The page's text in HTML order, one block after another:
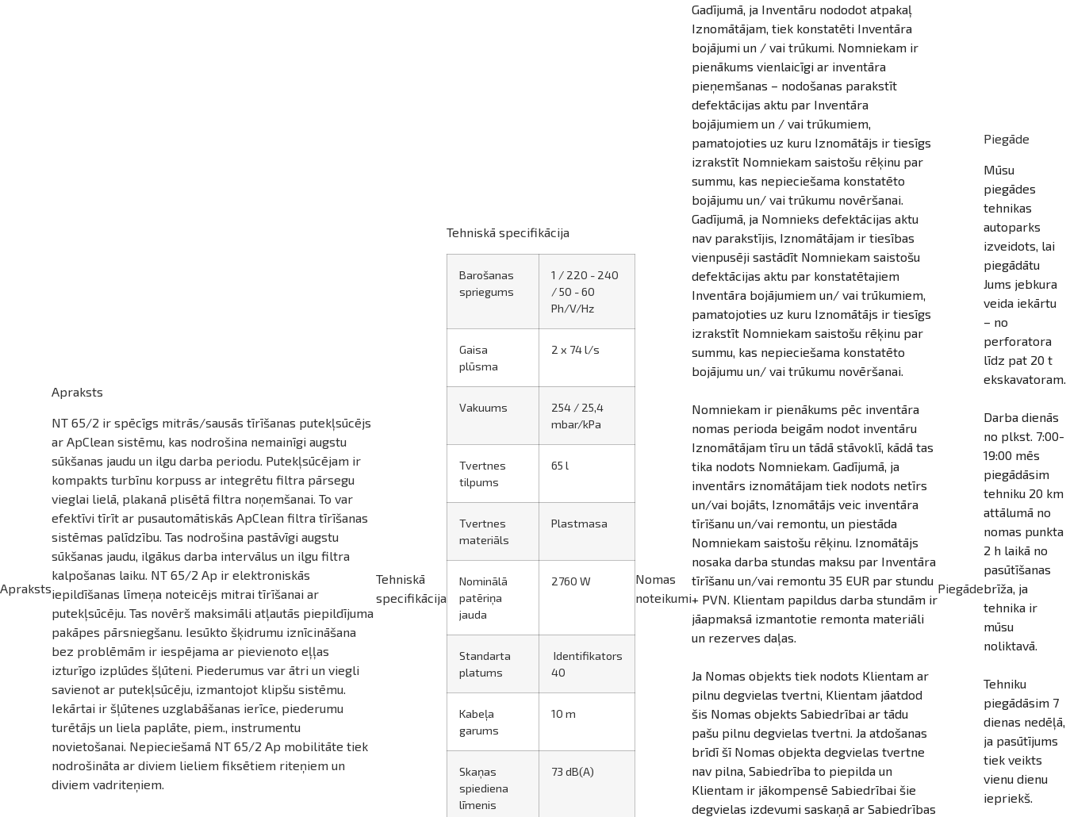
Apraksts
Apraksts
NT 65/2 ir spēcīgs mitrās/sausās tīrīšanas putekļsūcējs
ar ApClean sistēmu, kas nodrošina nemainīgi augstu
sūkšanas jaudu un ilgu darba periodu. Putekļsūcējam ir
kompakts turbīnu korpuss ar integrētu filtra pārsegu
vieglai lielā, plakanā plisētā filtra noņemšanai. To var
efektīvi tīrīt ar pusautomātiskās ApClean filtra tīrīšanas
sistēmas palīdzību. Tas nodrošina pastāvīgi augstu
sūkšanas jaudu, ilgākus darba intervālus un ilgu filtra
kalpošanas laiku. NT 65/2 Ap ir elektroniskās
iepildīšanas līmeņa noteicējs mitrai tīrīšanai ar
putekļsūcēju. Tas novērš maksimāli atļautās piepildījuma
pakāpes pārsniegšanu. Iesūkto šķidrumu iznīcināšana
bez problēmām ir iespējama ar pievienoto eļļas
izturīgo izplūdes šļūteni. Piederumus var ātri un viegli
savienot ar putekļsūcēju, izmantojot klipšu sistēmu.
Iekārtai ir šļūtenes uzglabāšanas ierīce, piederumu
turētājs un liela paplāte, piem., instrumentu
novietošanai. Nepieciešamā NT 65/2 Ap mobilitāte tiek
nodrošināta ar diviem lieliem fiksētiem riteņiem un
diviem vadriteņiem.
Tehniskā
specifikācija
Tehniskā specifikācija
Barošanas
spriegums
1 / 220 - 240
/ 50 - 60
Ph/V/Hz
Gaisa
plūsma
2 x 74 l/s
Vakuums
254 / 25,4
mbar/kPa
Tvertnes
tilpums
65 l
Tvertnes
materiāls
Plastmasa
Nominālā
patēriņa
jauda
2760 W
Standarta
platums
Identifikators
40
Kabeļa
garums
10 m
Skaņas
spiediena
līmenis
73 dB(A)
Nomas
noteikumi
Gadījumā, ja Inventāru nododot atpakaļ
Iznomātājam, tiek konstatēti Inventāra
bojājumi un / vai trūkumi. Nomniekam ir
pienākums vienlaicīgi ar inventāra
pieņemšanas – nodošanas parakstīt
defektācijas aktu par Inventāra
bojājumiem un / vai trūkumiem,
pamatojoties uz kuru Iznomātājs ir tiesīgs
izrakstīt Nomniekam saistošu rēķinu par
summu, kas nepieciešama konstatēto
bojājumu un/ vai trūkumu novēršanai.
Gadījumā, ja Nomnieks defektācijas aktu
nav parakstījis, Iznomātājam ir tiesības
vienpusēji sastādīt Nomniekam saistošu
defektācijas aktu par konstatētajiem
Inventāra bojājumiem un/ vai trūkumiem,
pamatojoties uz kuru Iznomātājs ir tiesīgs
izrakstīt Nomniekam saistošu rēķinu par
summu, kas nepieciešama konstatēto
bojājumu un/ vai trūkumu novēršanai.
Nomniekam ir pienākums pēc inventāra
nomas perioda beigām nodot inventāru
Iznomātājam tīru un tādā stāvoklī, kādā tas
tika nodots Nomniekam. Gadījumā, ja
inventārs iznomātājam tiek nodots netīrs
un/vai bojāts, Iznomātājs veic inventāra
tīrīšanu un/vai remontu, un piestāda
Nomniekam saistošu rēķinu. Iznomātājs
nosaka darba stundas maksu par Inventāra
tīrīšanu un/vai remontu 35 EUR par stundu
+ PVN. Klientam papildus darba stundām ir
jāapmaksā izmantotie remonta materiāli
un rezerves daļas.
Ja Nomas objekts tiek nodots Klientam ar
pilnu degvielas tvertni, Klientam jāatdod
šis Nomas objekts Sabiedrībai ar tādu
pašu pilnu degvielas tvertni. Ja atdošanas
brīdī šī Nomas objekta degvielas tvertne
nav pilna, Sabiedrība to piepilda un
Klientam ir jākompensē Sabiedrībai šie
degvielas izdevumi saskaņā ar Sabiedrības
Piegāde
Piegāde
Mūsu
piegādes
tehnikas
autoparks
izveidots, lai
piegādātu
Jums jebkura
veida iekārtu
– no
perforatora
līdz pat 20 t
ekskavatoram.
Darba dienās
no plkst. 7:00-
19:00 mēs
piegādāsim
tehniku 20 km
attālumā no
nomas punkta
2 h laikā no
pasūtīšanas
brīža, ja
tehnika ir
mūsu
noliktavā.
Tehniku
piegādāsim 7
dienas nedēļā,
ja pasūtījums
tiek veikts
vienu dienu
iepriekš.